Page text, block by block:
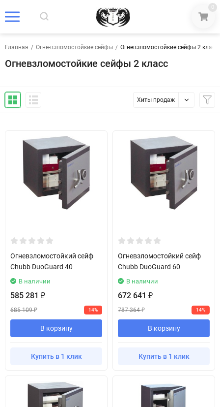
0
Главная / Огне-взломостойкие сейфы / Огневзломостойкие сейфы 2 класс
Огневзломостойкие сейфы 2 класс
Хиты продаж
Огневзломостойкий сейф
Chubb DuoGuard 40
В наличии
585 281 ₽
685 109₽ 14%
В корзину
Купить в 1 клик
Огневзломостойкий сейф
Chubb DuoGuard 60
В наличии
672 641 ₽
787 364₽ 14%
В корзину
Купить в 1 клик